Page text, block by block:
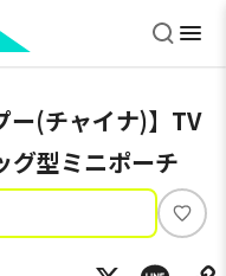
ー(チャイナ)】TV
型ミニポーチ
い